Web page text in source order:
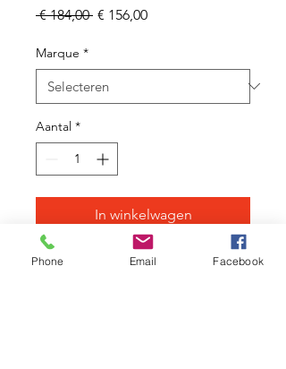
€ 184,00 Normale
€ 156,00Verkoopprijs
Marque *
Aantal *
In winkelwagen
Disques 6 trous
Phone Email Facebook